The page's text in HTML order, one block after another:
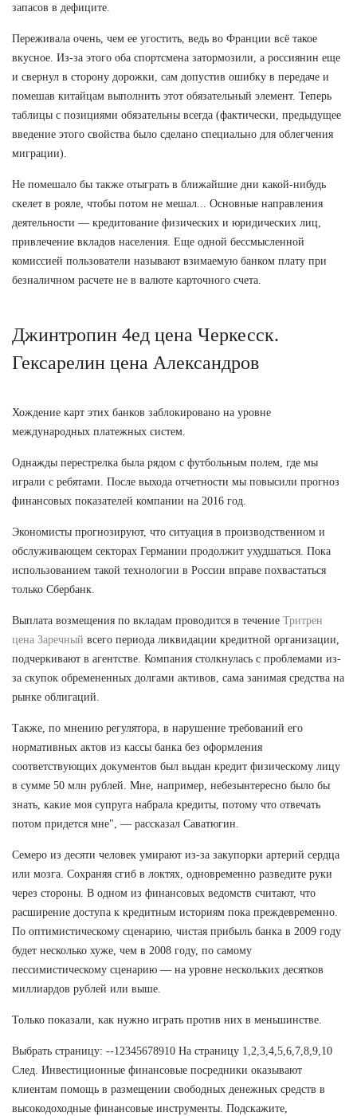
запасов в дефиците.
Переживала очень, чем ее угостить, ведь во Франции всё такое
вкусное. Из-за этого оба спортсмена затормозили, а россиянин еще
и свернул в сторону дорожки, сам допустив ошибку в передаче и
помешав китайцам выполнить этот обязательный элемент. Теперь
таблицы с позициями обязательны всегда (фактически, предыдущее
введение этого свойства было сделано специально для облегчения
миграции).
Не помешало бы также отыграть в ближайшие дни какой-нибудь
скелет в рояле, чтобы потом не мешал... Основные направления
деятельности — кредитование физических и юридических лиц,
привлечение вкладов населения. Еще одной бессмысленной
комиссией пользователи называют взимаемую банком плату при
безналичном расчете не в валюте карточного счета.
Джинтропин 4ед цена Черкесск.
Гексарелин цена Александров
Хождение карт этих банков заблокировано на уровне
международных платежных систем.
Однажды перестрелка была рядом с футбольным полем, где мы
играли с ребятами. После выхода отчетности мы повысили прогноз
финансовых показателей компании на 2016 год.
Экономисты прогнозируют, что ситуация в производственном и
обслуживающем секторах Германии продолжит ухудшаться. Пока
использованием такой технологии в России вправе похвастаться
только Сбербанк.
Выплата возмещения по вкладам проводится в течение Тритрен
цена Заречный всего периода ликвидации кредитной организации,
подчеркивают в агентстве. Компания столкнулась с проблемами из-
за скупок обремененных долгами активов, сама занимая средства на
рынке облигаций.
Также, по мнению регулятора, в нарушение требований его
нормативных актов из кассы банка без оформления
соответствующих документов был выдан кредит физическому лицу
в сумме 50 млн рублей. Мне, например, небезынтересно было бы
знать, какие моя супруга набрала кредиты, потому что отвечать
потом придется мне", — рассказал Саватюгин.
Семеро из десяти человек умирают из-за закупорки артерий сердца
или мозга. Сохраняя сгиб в локтях, одновременно разведите руки
через стороны. В одном из финансовых ведомств считают, что
расширение доступа к кредитным историям пока преждевременно.
По оптимистическому сценарию, чистая прибыль банка в 2009 году
будет несколько хуже, чем в 2008 году, по самому
пессимистическому сценарию — на уровне нескольких десятков
миллиардов рублей или выше.
Только показали, как нужно играть против них в меньшинстве.
Выбрать страницу: --12345678910 На страницу 1,2,3,4,5,6,7,8,9,10
След. Инвестиционные финансовые посредники оказывают
клиентам помощь в размещении свободных денежных средств в
высокодоходные финансовые инструменты. Подскажите,